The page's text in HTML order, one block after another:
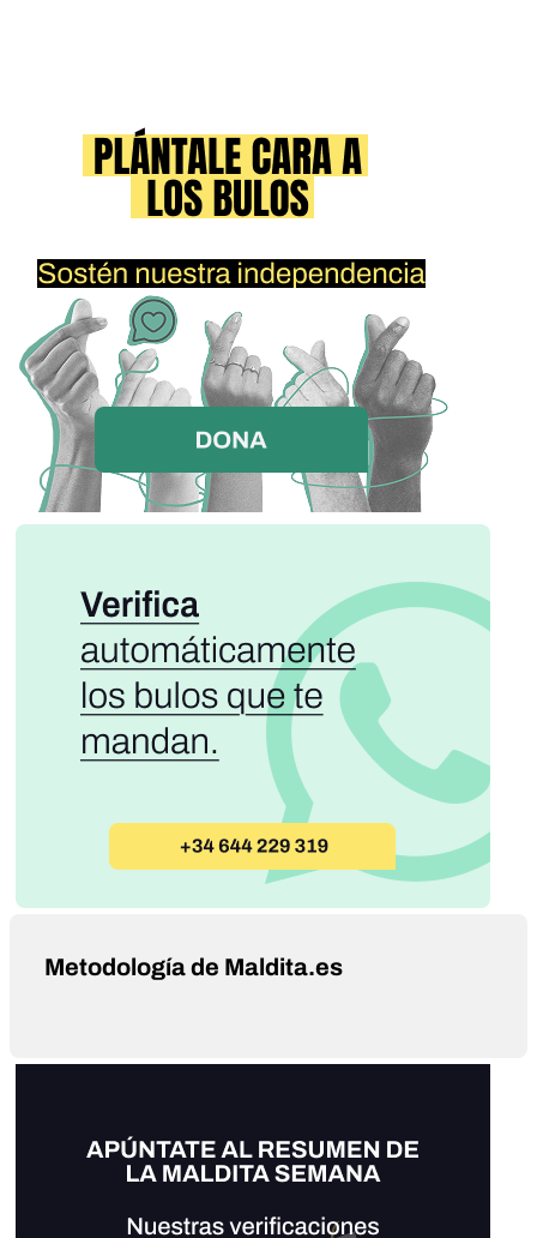
Metodología de Maldita.es